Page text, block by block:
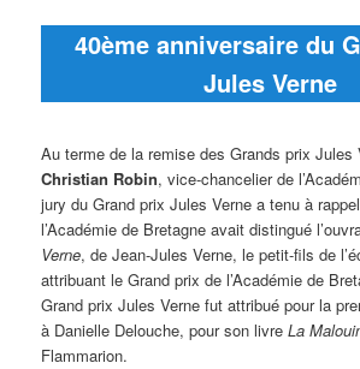
40ème anniversaire du
Jules Verne
Au terme de la remise des Grands prix Jules
Christian Robin, vice-chancelier de
jury du Grand prix Jules Verne a tenu à
l’Académie de Bretagne avait distingué
Verne, de Jean-Jules Verne, le petit-fils de
attribuant le Grand prix de l’Académie de
Grand prix Jules Verne fut attribué pour la
à Danielle Delouche, pour son livreLa
Flammarion.